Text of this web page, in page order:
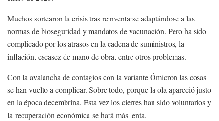
Muchos sortearon la crisis tras reinventarse adaptándose a las
normas de bioseguridad y mandatos de vacunación. Pero ha sido
complicado por los atrasos en la cadena de suministros, la
inflación, escasez de mano de obra, entre otros problemas.
Con la avalancha de contagios con la variante Ómicron las cosas
se han vuelto a complicar. Sobre todo, porque la ola apareció justo
en la época decembrina. Esta vez los cierres han sido voluntarios y
la recuperación económica se hará más lenta.